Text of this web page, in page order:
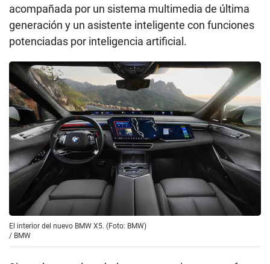
acompañada por un sistema multimedia de última
generación y un asistente inteligente con funciones
potenciadas por inteligencia artificial.
El interior del nuevo BMW X5. (Foto: BMW)
/ BMW